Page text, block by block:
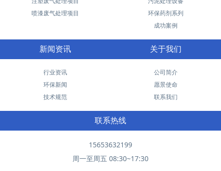
喷漆废气处理项目
环保药剂系列
成功案例
新闻资讯
行业资讯
环保新闻
技术规范
关于我们
公司简介
愿景使命
联系我们
联系热线
15653632199
周一至周五 08:30~17:30